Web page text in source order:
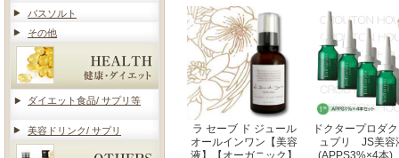
バスソルト
その他
ダイエット食品/ サプリ等
美容ドリンク/ サプリ
ラ セーブ ド ジュール
オールインワン【美容
液】【オーガニック】
ドクタープロダ
ュプリ JS美
(APPS3%×4本)